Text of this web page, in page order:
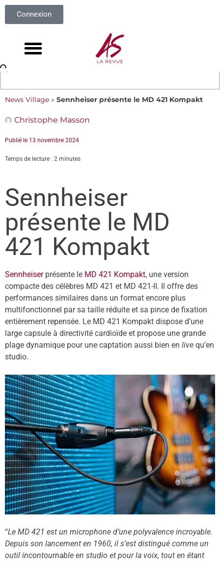
Connexion
News Village » Sennheiser présente le MD 421 Kompakt
Christophe Masson
Publié le 13 novembre 2024
Temps de lecture : 2 minutes
Sennheiser
présente le MD
421 Kompakt
Sennheiserprésente le MD 421 Kompakt, une version
compacte des célèbres MD 421 et MD 421-II. Il offre des
performances similaires dans un format encore plus
multifonctionnel par sa taille réduite et sa pince de fixation
entièrement repensée. Le MD 421 Kompakt dispose d’une
large capsule à directivité cardioïde et propose une grande
plage dynamique pour une captation aussi bien en live qu’en
studio.
“Le MD 421 est un microphone d’une polyvalence incroyable.
Depuis son lancement en 1960, il s’est distingué comme un
outil incontournable en studio et pour la voix, tout en étant